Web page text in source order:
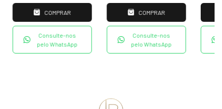
COMPRAR
Consulte-nos
pelo WhatsApp
COMPRAR
Consulte-nos
pelo WhatsApp